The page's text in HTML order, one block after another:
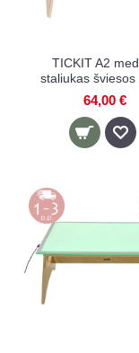
TICKIT A2
staliukas šviesos
64,00 €